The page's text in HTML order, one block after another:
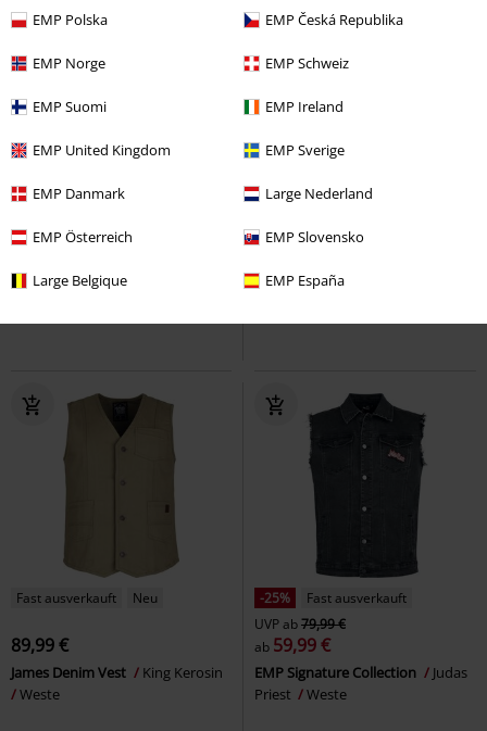
EMP Polska EMP Česká Republika
EMP Norge EMP Schweiz
EMP Suomi EMP Ireland
EMP United Kingdom EMP Sverige
EMP Danmark Large Nederland
EMP Österreich EMP Slovensko
Large Belgique EMP España
Fast ausverkauft
79,99 €
Finger Death Punch
Stickerei Metalldetails
ab69,99 €
Weste
Fast ausverkauft Neu
89,99 €
James Denim Vest
King Kerosin
Weste
-25%
Fast ausverkauft
UVPab79,99 €
ab 59,99 €
EMP Signature Collection
Judas
Priest
Weste